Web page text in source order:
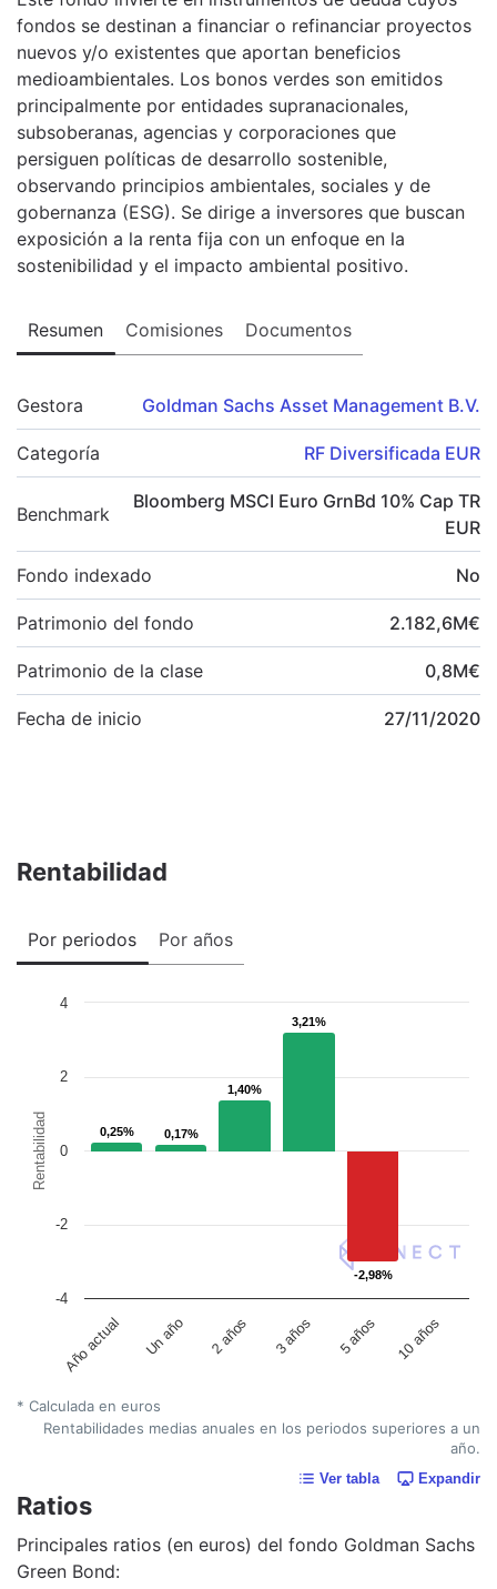
fondos se destinan a financiar o refinanciar proyectos
nuevos y/o existentes que aportan beneficios
medioambientales. Los bonos verdes son emitidos
principalmente por entidades supranacionales,
subsoberanas, agencias y corporaciones que
persiguen políticas de desarrollo sostenible,
observando principios ambientales, sociales y de
gobernanza (ESG). Se dirige a inversores que buscan
exposición a la renta fija con un enfoque en la
sostenibilidad y el impacto ambiental positivo.
Resumen Comisiones Documentos
Gestora Goldman Sachs Asset Management B.V.
Categoría RF Diversificada EUR
Benchmark
Bloomberg MSCI Euro GrnBd 10% Cap TR
EUR
Fondo indexado No
Patrimonio del fondo 2.182,6M€
Patrimonio de la clase 0,8M€
Fecha de inicio 27/11/2020
Rentabilidad
Por periodos Por años
Rentabilidad 0,25%
0,25% 0,17%
0,17%
1,40%
1,40%
3,21%
3,21%
-2,98%
-2,98%
Año actual Un año 2 años 3 años 5 años 10 años
-4
-2
0
2
4
* Calculada en euros
Rentabilidades medias anuales en los periodos superiores a un
año.
Ver tabla Expandir
Ratios
Principales ratios (en euros) del fondo Goldman Sachs
Green Bond: